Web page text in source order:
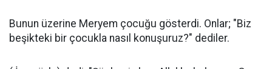
Bunun üzerine Meryem çocuğu gösterdi. Onlar; "Biz
beşikteki bir çocukla nasıl konuşuruz?" dediler.